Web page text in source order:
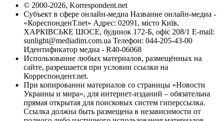
© 2000-2026, Korrespondent.net
Субъект в сфере онлайн-медиа Название онлайн-медиа -
«КореспонденТ.net» Адрес: 02091, місто Київ,
ХАРКІВСЬКЕ ШОСЕ, будинок 172-Б, офіс 208/1 E-mail:
sunlight@mediadim.com.ua Телефон: 044-205-43-00
Идентификатор медиа - R40-06068
Использование любых материалов, размещённых на
сайте, разрешается при условии ссылки на
Корреспондент.net.
При копировании материалов со страницы «Новости
Украины и мира», для интернет-изданий – обязательна
прямая открытая для поисковых систем гиперссылка.
Ссылка должна быть размещена в независимости от